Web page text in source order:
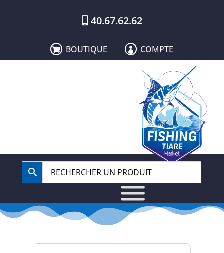
40.67.62.62
 BOUTIQUE  COMPTE